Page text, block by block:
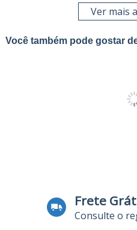
Ver mais
Você também pode gostar
Frete
Consulte o